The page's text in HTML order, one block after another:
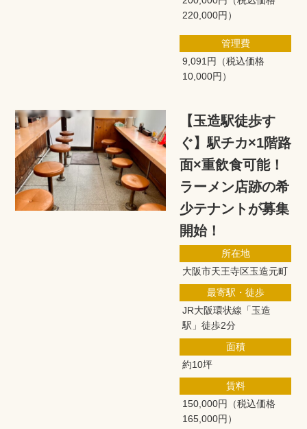
220,000円）
管理費
9,091円
（税込価格
10,000円）
【玉造駅徒歩す
ぐ】駅チカ×1階路
面×重飲食可能！
ラーメン店跡の希
少テナントが募集
開始！
所在地
大阪市天王寺区玉造元町
最寄駅・徒歩
JR大阪環状線「玉造
駅」徒歩2分
面積
約10坪
賃料
150,000円
（税込価格
165,000円）